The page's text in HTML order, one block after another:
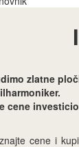
zlatne
cene
cene i